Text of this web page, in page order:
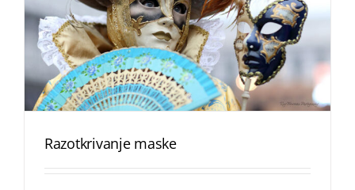
Razotkrivanje maske